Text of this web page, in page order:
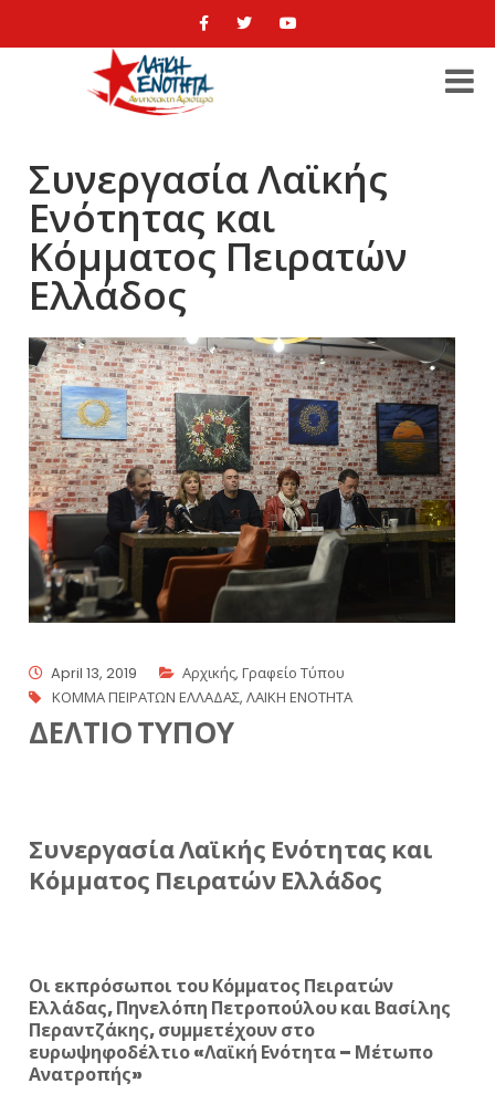
Συνεργασία Λαϊκής
Ενότητας και
Κόμματος Πειρατών
Ελλάδος
April 13, 2019 Αρχικής,Γραφείο Τύπου
ΚΟΜΜΑ ΠΕΙΡΑΤΩΝ ΕΛΛΑΔΑΣ,ΛΑΙΚΗ ΕΝΟΤΗΤΑ
ΔΕΛΤΙΟ ΤΥΠΟΥ
Συνεργασία Λαϊκής Ενότητας και
Κόμματος Πειρατών Ελλάδος
Οι εκπρόσωποι του Κόμματος Πειρατών
Ελλάδας, Πηνελόπη Πετροπούλου και Βασίλης
Περαντζάκης, συμμετέχουν στο
ευρωψηφοδέλτιο «Λαϊκή Ενότητα – Μέτωπο
Ανατροπής»